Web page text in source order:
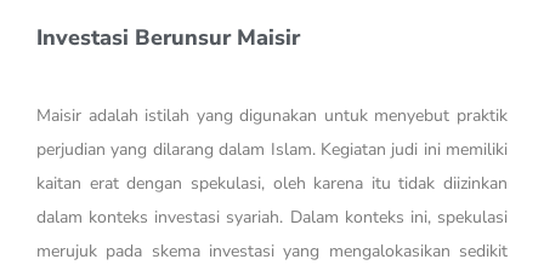
Investasi Berunsur Maisir
Maisir adalah istilah yang digunakan untuk menyebut praktik
perjudian yang dilarang dalam Islam. Kegiatan judi ini memiliki
kaitan erat dengan spekulasi, oleh karena itu tidak diizinkan
dalam konteks investasi syariah. Dalam konteks ini, spekulasi
merujuk pada skema investasi yang mengalokasikan sedikit